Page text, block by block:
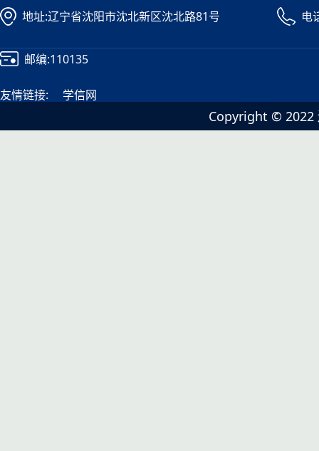
地址:辽宁省沈阳市沈北新区沈北路81号 电
邮编:110135
友情链接: 学信网
Copyright ©